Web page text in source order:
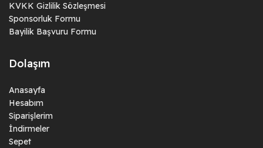
KVKK Gizlilik Sözleşmesi
Sponsorluk Formu
Bayilik Başvuru Formu
Dolaşım
Anasayfa
Hesabım
Siparişlerim
İndirmeler
Sepet